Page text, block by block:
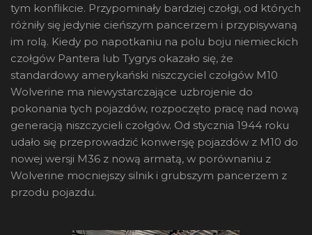
tym konflikcie. Przypominały bardziej czołgi, od których
różniły się jedynie cieńszym pancerzem i przypisywaną
im rolą. Kiedy po napotkaniu na polu boju niemieckich
czołgów Pantera lub Tygrys okazało się, że
standardowy amerykański niszczyciel czołgów M10
Wolverine ma niewystarczające uzbrojenie do
pokonania tych pojazdów, rozpoczęto pracę nad nową
generacją niszczycieli czołgów. Od stycznia 1944 roku
udało się przeprowadzić konwersję pojazdów z M10 do
nowej wersji M36 z nową armatą, w porównaniu z
Wolverine mocniejszy silnik i grubszym pancerzem z
przodu pojazdu.